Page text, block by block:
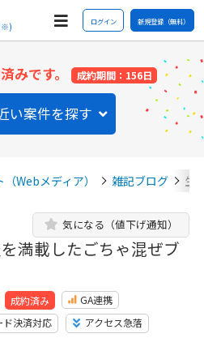
ログイン 新規登録（無料）
みです。 成約期間：156日
い案件を探す
Webメディア） 雑記ブログ 生
満載したごちゃ混ぜブ
気になる（値下げ通知）
成約済み
GA連携
ド決済対応
アクセス急落